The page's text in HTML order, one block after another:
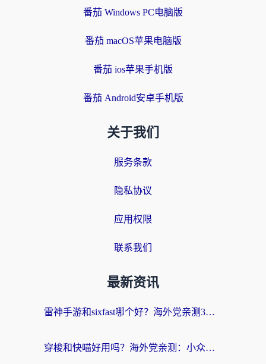
番茄 Windows PC电脑版
番茄 macOS苹果电脑版
番茄 ios苹果手机版
番茄 Android安卓手机版
关于我们
服务条款
隐私协议
应用权限
联系我们
最新资讯
雷神手游和sixfast哪个好？海外党亲测3款回国加速器，教你选对不踩坑
穿梭和快喵好用吗？海外党亲测：小众加速器对比+番茄加速器深度体验